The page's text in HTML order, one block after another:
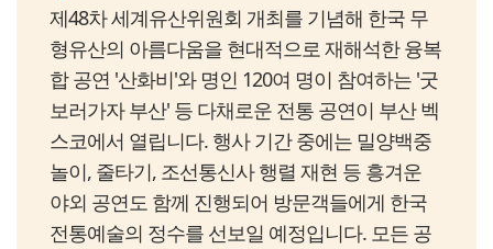
제48차 세계유산위원회 개최를 기념해 한국 무
형유산의 아름다움을 현대적으로 재해석한 융복
합 공연 '산화비'와 명인 120여 명이 참여하는 '굿
보러가자 부산' 등 다채로운 전통 공연이 부산 벡
스코에서 열립니다. 행사 기간 중에는 밀양백중
놀이, 줄타기, 조선통신사 행렬 재현 등 흥겨운
야외 공연도 함께 진행되어 방문객들에게 한국
전통예술의 정수를 선보일 예정입니다. 모든 공